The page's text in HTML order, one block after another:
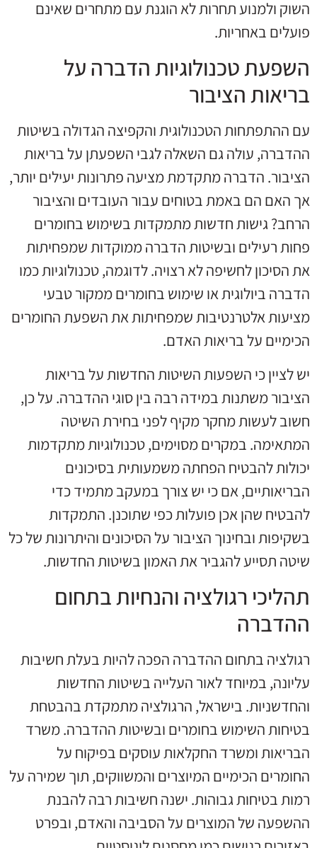
השוק ולמנוע תחרות לא הוגנת עם מתחרים שאינם
פועלים באחריות.
השפעת טכנולוגיות הדברה על
בריאות הציבור
עם ההתפתחות הטכנולוגית והקפיצה הגדולה בשיטות
ההדברה, עולה גם השאלה לגבי השפעתן על בריאות
הציבור. הדברה מתקדמת מציעה פתרונות יעילים יותר,
אך האם הם באמת בטוחים עבור העובדים והציבור
הרחב? גישות חדשות מתמקדות בשימוש בחומרים
פחות רעילים ובשיטות הדברה ממוקדות שמפחיתות
את הסיכון לחשיפה לא רצויה. לדוגמה, טכנולוגיות כמו
הדברה ביולוגית או שימוש בחומרים ממקור טבעי
מציעות אלטרנטיבות שמפחיתות את השפעת החומרים
הכימיים על בריאות האדם.
יש לציין כי השפעות השיטות החדשות על בריאות
הציבור משתנות במידה רבה בין סוגי ההדברה. על כן,
חשוב לעשות מחקר מקיף לפני בחירת השיטה
המתאימה. במקרים מסוימים, טכנולוגיות מתקדמות
יכולות להבטיח הפחתה משמעותית בסיכונים
הבריאותיים, אם כי יש צורך במעקב מתמיד כדי
להבטיח שהן אכן פועלות כפי שתוכנן. התמקדות
בשקיפות ובחינוך הציבור על הסיכונים והיתרונות של כל
שיטה תסייע להגביר את האמון בשיטות החדשות.
תהליכי רגולציה והנחיות בתחום
ההדברה
רגולציה בתחום ההדברה הפכה להיות בעלת חשיבות
עליונה, במיוחד לאור העלייה בשיטות החדשות
והחדשניות. בישראל, הרגולציה מתמקדת בהבטחת
בטיחות השימוש בחומרים ובשיטות ההדברה. משרד
הבריאות ומשרד החקלאות עוסקים בפיקוח על
החומרים הכימיים המיוצרים והמשווקים, תוך שמירה על
רמות בטיחות גבוהות. ישנה חשיבות רבה להבנת
ההשפעה של המוצרים על הסביבה והאדם, ובפרט